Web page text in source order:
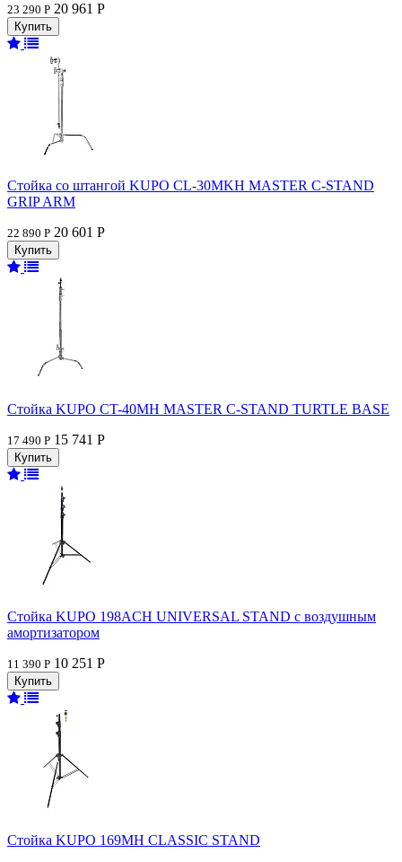
23 290 Р 20 961 Р
Стойка со штангой KUPO CL-30MKH MASTER C-STAND
GRIP ARM
22 890 Р 20 601 Р
Стойка KUPO CT-40MH MASTER C-STAND TURTLE BASE
17 490 Р 15 741 Р
Стойка KUPO 198ACH UNIVERSAL STAND с воздушным
амортизатором
11 390 Р 10 251 Р
Стойка KUPO 169MH CLASSIC STAND